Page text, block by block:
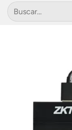
Buscar
por: